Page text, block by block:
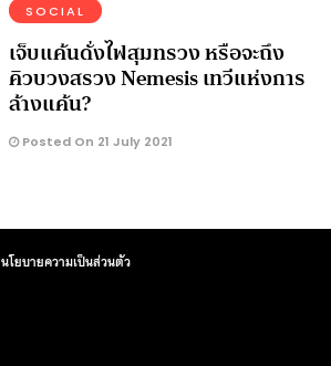
SOCIAL
เจ็บแค้นดั่งไฟสุมทรวง หรือจะถึง
คิวบวงสรวง Nemesis เทวีแห่งการ
ล้างแค้น?
Posted On 21 July 2021
นโยบายความเป็นส่วนตัว